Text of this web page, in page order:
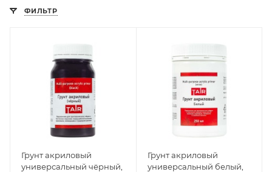
ФИЛЬТР
Грунт акриловый
универсальный чёрный,
Грунт акриловый
универсальный белый,